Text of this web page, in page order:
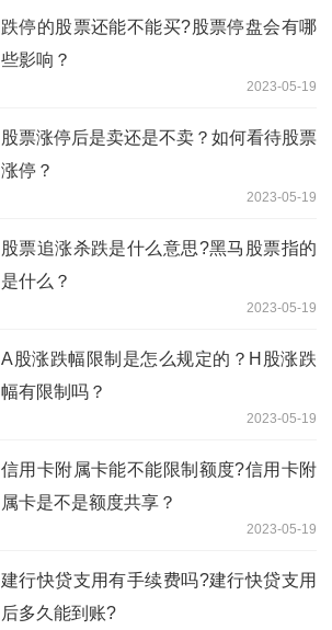
跌停的股票还能不能买?股票停盘会有哪
些影响？
2023-05-19
股票涨停后是卖还是不卖？如何看待股票
涨停？
2023-05-19
股票追涨杀跌是什么意思?黑马股票指的
是什么？
2023-05-19
A股涨跌幅限制是怎么规定的？H股涨跌
幅有限制吗？
2023-05-19
信用卡附属卡能不能限制额度?信用卡附
属卡是不是额度共享？
2023-05-19
建行快贷支用有手续费吗?建行快贷支用
后多久能到账?